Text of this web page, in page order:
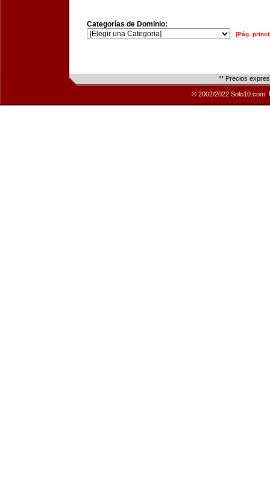
Categorías de Dominio:
[Pág.
** Precios
© 2002/2022 Solo10.com